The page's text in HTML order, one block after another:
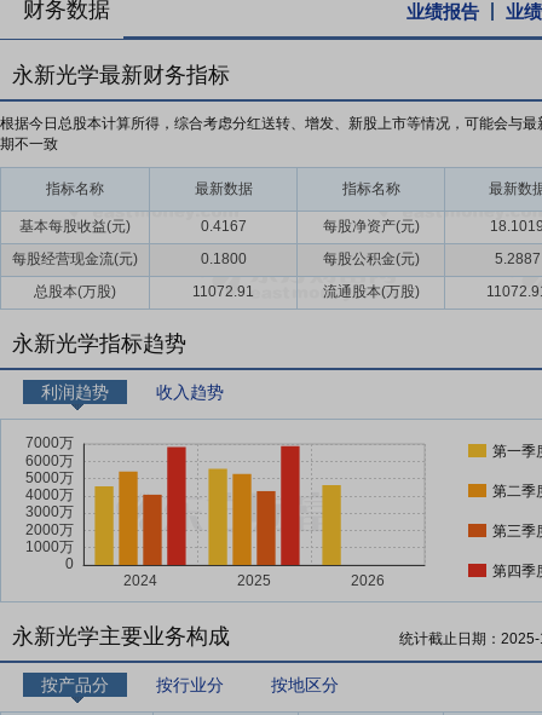
财务数据 业绩报告 业
永新光学最新财务指标
根据今日总股本计算所得，综合考虑分红送转、增发、新股上市等情况，可能会与最
期不一致
指标名称 最新数据 指标名称 最新数
基本每股收益(元) 0.4167 每股净资产(元)
每股经营现金流(元)
0.1800 每股公积金(元)
5.2887
总股本(万股)
11072.91 流通股本(万股)
永新光学指标趋势
利润趋势 收入趋势
第一季
第二季
第三季
第四季
永新光学主要业务构成 统计截止日期：
按产品分 按行业分 按地区分